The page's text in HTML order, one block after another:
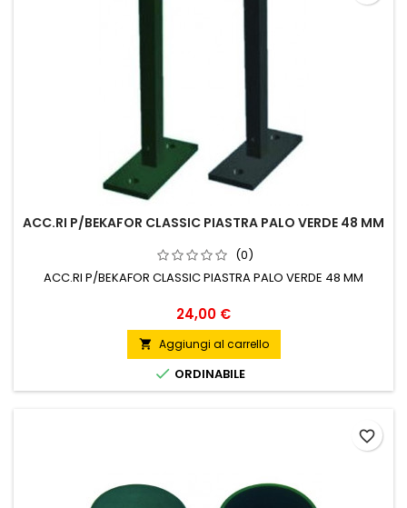
ACC.RI P/BEKAFOR CLASSIC PIASTRA PALO VERDE 48 MM
(0)
ACC.RI P/BEKAFOR CLASSIC PIASTRA PALO VERDE 48 MM
Prezzo
24,00 €
 Aggiungi al carrello
 ORDINABILE
favorite_border